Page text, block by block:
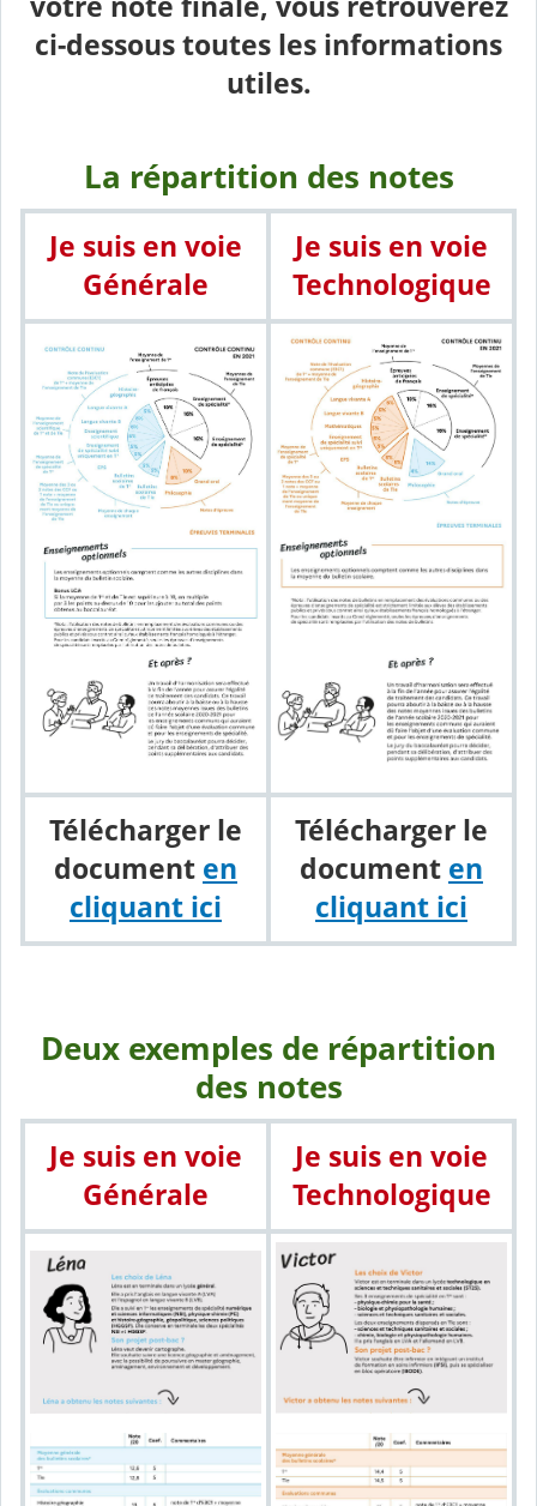
ci-dessous toutes les informations
utiles.
La répartition des notes
Je suis en voie
Générale
Je suis en voie
Technologique
Télécharger le
document en
cliquant ici
Télécharger le
document en
cliquant ici
Deux exemples de répartition
des notes
Je suis en voie
Générale
Je suis en voie
Technologique